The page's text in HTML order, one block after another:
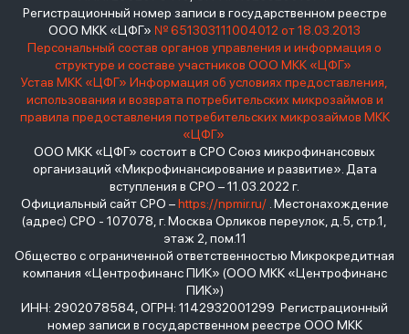
Регистрационный номер записи в государственном реестре
ООО МКК «ЦФГ» № 651303111004012 от 18.03.2013
Персональный состав органов управления и информация о
структуре и составе участников ООО МКК «ЦФГ»
Устав МКК «ЦФГ» Информация об условиях предоставления,
использования и возврата потребительских микрозаймов и
правила предоставления потребительских микрозаймов МКК
«ЦФГ»
ООО МКК «ЦФГ» состоит в СРО Союз микрофинансовых
организаций «Микрофинансирование и развитие». Дата
вступления в СРО – 11.03.2022 г.
Официальный сайт СРО –https://npmir.ru/. Местонахождение
(адрес) СРО - 107078, г. Москва Орликов переулок, д.5, стр.1,
этаж 2, пом.11
Общество с ограниченной ответственностью Микрокредитная
компания «Центрофинанс ПИК» (ООО МКК «Центрофинанс
ПИК»)
ИНН: 2902078584, ОГРН: 1142932001299 Регистрационный
номер записи в государственном реестре ООО МКК